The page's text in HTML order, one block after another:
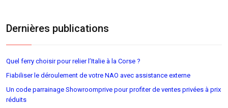
Dernières publications
Quel ferry choisir pour relier l’Italie à la Corse ?
Fiabiliser le déroulement de votre NAO avec assistance externe
Un code parrainage Showroomprive pour profiter de ventes privées à prix
réduits